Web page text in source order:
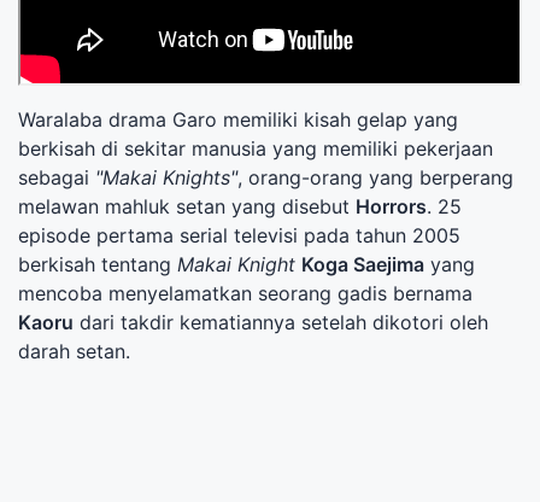
Waralaba drama Garo memiliki kisah gelap yang
berkisah di sekitar manusia yang memiliki pekerjaan
sebagai "Makai Knights", orang-orang yang berperang
melawan mahluk setan yang disebut Horrors. 25
episode pertama serial televisi pada tahun 2005
berkisah tentang Makai Knight Koga Saejima yang
mencoba menyelamatkan seorang gadis bernama
Kaoru dari takdir kematiannya setelah dikotori oleh
darah setan.